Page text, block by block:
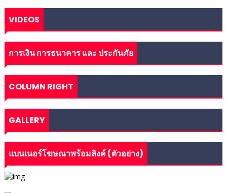
VIDEOS
การเงิน การธนาคาร และ ประกันภัย
COLUMN RIGHT
GALLERY
แบนเนอร์โฆษณาพร้อมลิงค์ (ตัวอย่าง)